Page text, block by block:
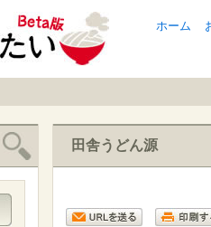
ホーム
田舎うどん源